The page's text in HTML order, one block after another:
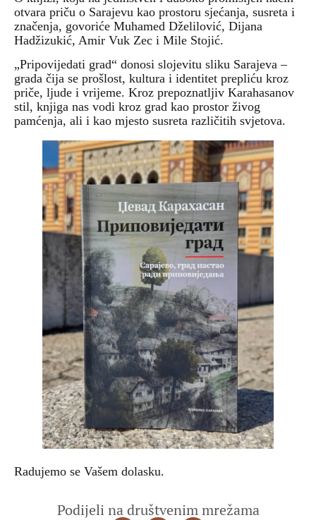
otvara priču o Sarajevu kao prostoru sjećanja, susreta i
značenja, govoriće Muhamed Dželilović, Dijana
Hadžizukić, Amir Vuk Zec i Mile Stojić.
„Pripovijedati grad“ donosi slojevitu sliku Sarajeva –
grada čija se prošlost, kultura i identitet prepliću kroz
priče, ljude i vrijeme. Kroz prepoznatljiv Karahasanov
stil, knjiga nas vodi kroz grad kao prostor živog
pamćenja, ali i kao mjesto susreta različitih svjetova.
Radujemo se Vašem dolasku.
Podijeli na društvenim mrežama